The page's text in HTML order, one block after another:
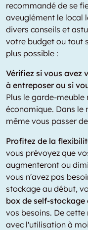
recommandé de se
aveuglément le local
divers conseils et
votre budget ou tout
plus possible :
Vérifiez si vous avez
à entreposer ou si
Plus le garde-
économique. Dans le
même vous passer
Profitez de la
vous prévoyez que
augmenteront ou
vous n'avez pas
stockage au début,
box de self-stockage
vos besoins. De
avec l'utilisation à